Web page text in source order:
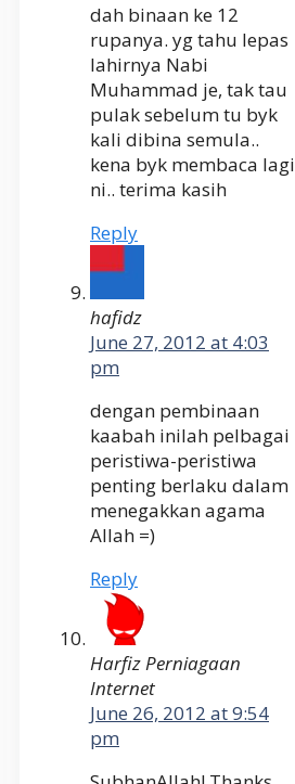
dah binaan ke 12
rupanya. yg tahu lepas
lahirnya Nabi
Muhammad je, tak tau
pulak sebelum tu byk
kali dibina semula..
kena byk membaca lagi
ni.. terima kasih
Reply
hafidz
June 27, 2012 at 4:03
pm
dengan pembinaan
kaabah inilah pelbagai
peristiwa-peristiwa
penting berlaku dalam
menegakkan agama
Allah =)
Reply
Harfiz Perniagaan
Internet
June 26, 2012 at 9:54
pm